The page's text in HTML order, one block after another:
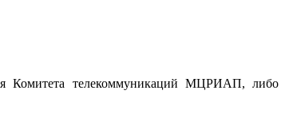
Комитета телекоммуникаций МЦРИАП, либо